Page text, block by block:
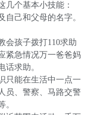
个基本小技能：
己和父母的名字。
孩子拨打110求助
紧急情况万一爸爸妈
话求助。
能在生活中一点一
员、警察、马路交警
。